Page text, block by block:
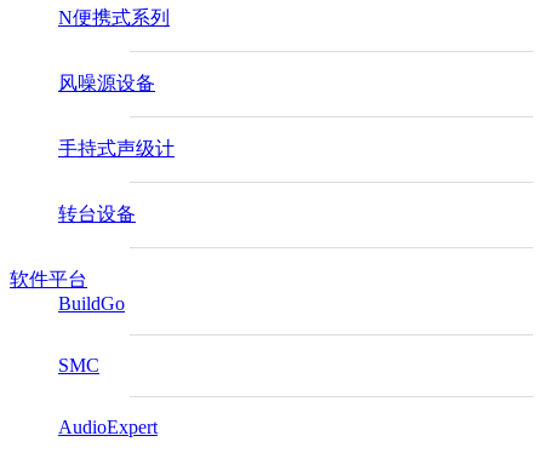
N便携式系列
风噪源设备
手持式声级计
转台设备
软件平台
BuildGo
SMC
AudioExpert